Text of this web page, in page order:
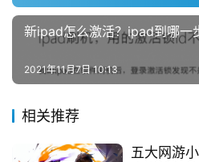
新ipad怎么激活？ipad到哪一
2021年11月7日 10:13
相关推荐
五大网游